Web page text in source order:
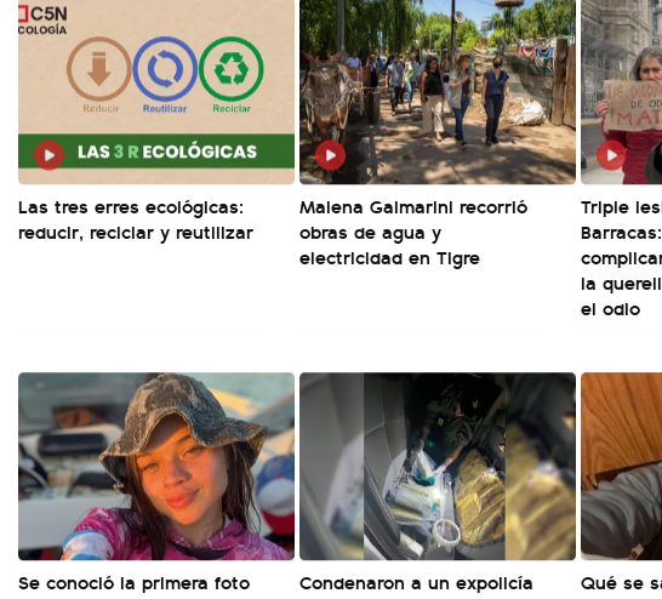
Las tres erres ecológicas:
reducir, reciclar y reutilizar
Malena Galmarini recorrió
obras de agua y
electricidad en Tigre
Triple
la
el odio
Se conoció la primera foto
Condenaron a un expolicía
Qué se
⭕En medio del
Movistar Arena,
se vende” y
ocurrió a dos